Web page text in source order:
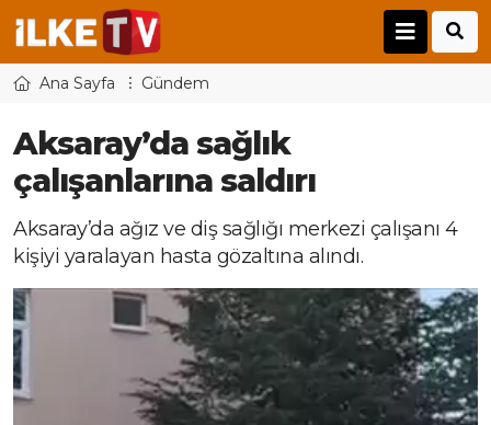
Ana Sayfa Gündem
Aksaray’da sağlık
çalışanlarına saldırı
Aksaray’da ağız ve diş sağlığı merkezi çalışanı 4
kişiyi yaralayan hasta gözaltına alındı.